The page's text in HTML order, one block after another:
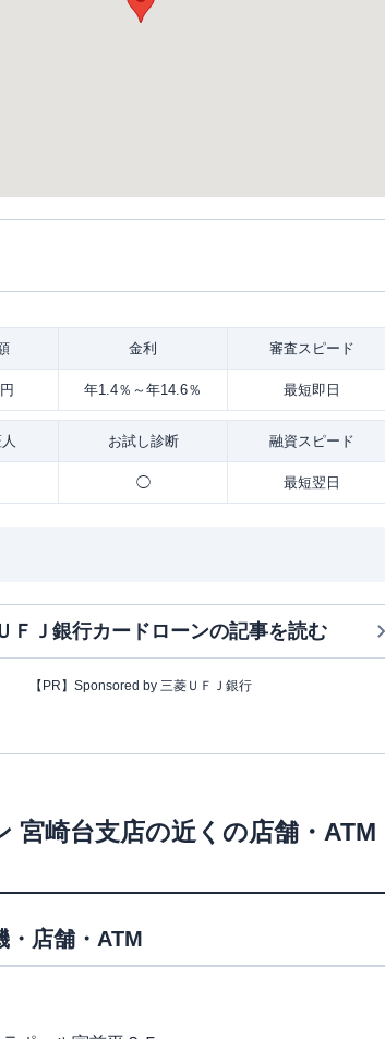
金利 審査スピード
年1.4％～年14.6％ 最短即日
お試し診断 融資スピード
◯ 最短翌日
ＦＪ銀行カードローンの記事を読む
【PR】Sponsored by 三菱ＵＦＪ銀行
宮崎台支店の近くの店舗・
・店舗・ATM